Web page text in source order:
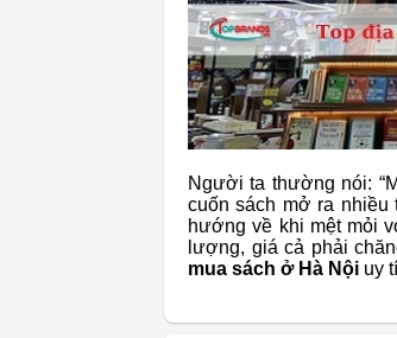
Người ta thường nói:
cuốn sách mở ra
hướng về khi mệt mỏi
lượng, giá cả phải
mua sách ở Hà Nội uy